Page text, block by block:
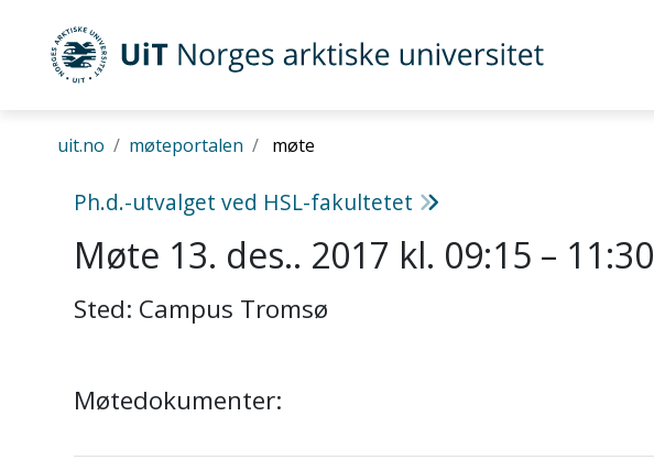
Gå til hovedinnhold
UiT Norges arktiske universitet
uit.no møteportalen møte
Ph.d.-utvalget ved HSL-fakultetet
Møte 13. des.. 2017 kl. 09:15 – 11:30
Sted: Campus Tromsø
Møtedokumenter: